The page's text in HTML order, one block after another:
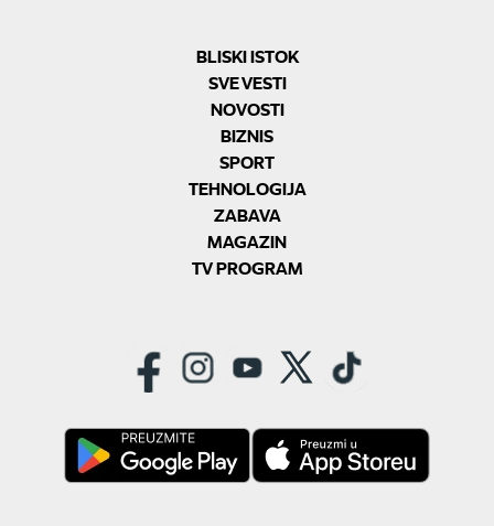
BLISKI ISTOK
SVE VESTI
NOVOSTI
BIZNIS
SPORT
TEHNOLOGIJA
ZABAVA
MAGAZIN
TV PROGRAM